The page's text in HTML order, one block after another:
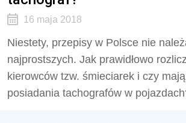
16 maja 2018
Niestety, przepisy w Polsce nie
najprostszych. Jak prawidłowo
kierowców tzw. śmieciarek i czy
posiadania tachografów w